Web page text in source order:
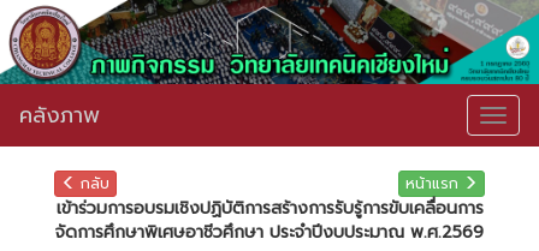
คลังภาพ
กลับ หน้าแรก
เข้าร่วมการอบรมเชิงปฏิบัติการสร้างการรับรู้การขับเคลื่อนการ
จัดการศึกษาพิเศษอาชีวศึกษา ประจำปีงบประมาณ พ.ศ.2569